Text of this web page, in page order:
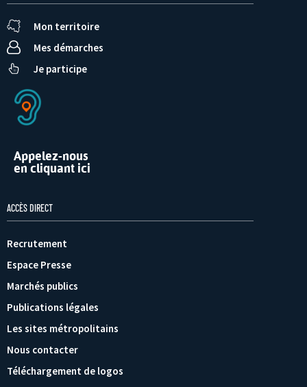
Mon territoire
Mes démarches
Je participe
Appelez-nous
en cliquant ici
ACCÈS DIRECT
Recrutement
Espace Presse
Marchés publics
Publications légales
Les sites métropolitains
Nous contacter
Téléchargement de logos